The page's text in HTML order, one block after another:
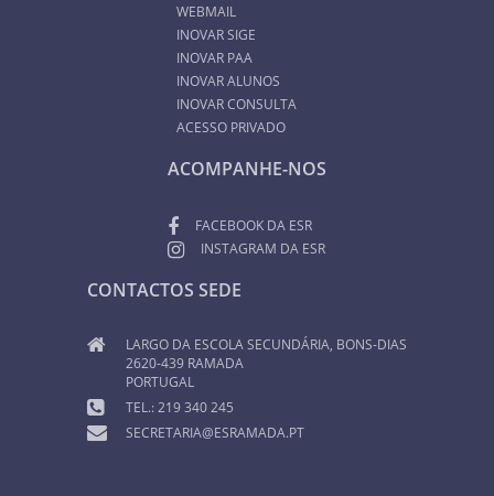
WEBMAIL
INOVAR SIGE
INOVAR PAA
INOVAR ALUNOS
INOVAR CONSULTA
ACESSO PRIVADO
ACOMPANHE-NOS
FACEBOOK DA ESR
INSTAGRAM DA ESR
CONTACTOS SEDE
LARGO DA ESCOLA SECUNDÁRIA, BONS-DIAS
2620-439 RAMADA
PORTUGAL
TEL.: 219 340 245
SECRETARIA@ESRAMADA.PT